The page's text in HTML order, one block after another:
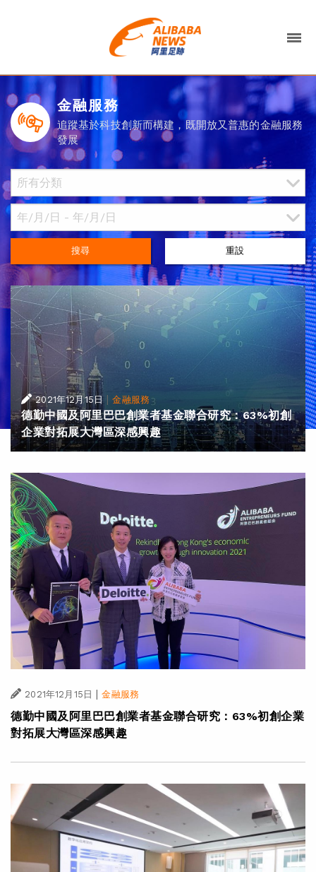
金融服務
追蹤基於科技創新而構建，既開放又普惠的金融服務
發展
搜尋 重設
2021年12月15日 |金融服務
德勤中國及阿里巴巴創業者基金聯合研究：63%初創
企業對拓展大灣區深感興趣
2021年12月15日 | 金融服務
德勤中國及阿里巴巴創業者基金聯合研究：63%初創企業
對拓展大灣區深感興趣